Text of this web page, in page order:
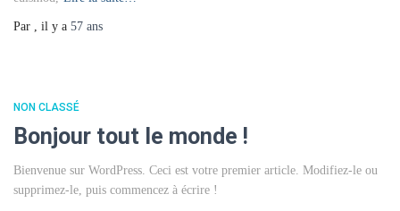
Par , il y a 57 ans
NON CLASSÉ
Bonjour tout le monde !
Bienvenue sur WordPress. Ceci est votre premier article. Modifiez-le ou
supprimez-le, puis commencez à écrire !